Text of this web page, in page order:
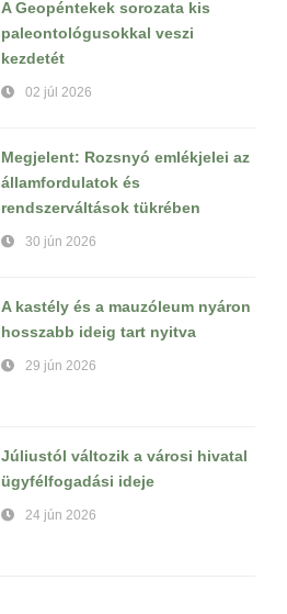
A Geopéntekek sorozata kis
paleontológusokkal veszi
kezdetét
02 júl 2026
Megjelent: Rozsnyó emlékjelei az
államfordulatok és
rendszerváltások tükrében
30 jún 2026
A kastély és a mauzóleum nyáron
hosszabb ideig tart nyitva
29 jún 2026
Júliustól változik a városi hivatal
ügyfélfogadási ideje
24 jún 2026